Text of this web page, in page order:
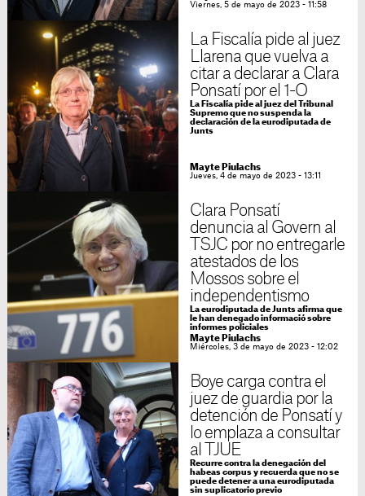
Viernes, 5 de mayo de 2023 - 11:58
La Fiscalía pide al juez
Llarena que vuelva a
citar a declarar a Clara
Ponsatí por el 1-O
La Fiscalía pide al juez del Tribunal
Supremo que no suspenda la
declaración de la eurodiputada de
Junts
Mayte Piulachs
Jueves, 4 de mayo de 2023 - 13:11
Clara Ponsatí
denuncia al Govern al
TSJC por no entregarle
atestados de los
Mossos sobre el
independentismo
La eurodiputada de Junts afirma que
le han denegado informació sobre
informes policiales
Mayte Piulachs
Miércoles, 3 de mayo de 2023 - 12:02
Boye carga contra el
juez de guardia por la
detención de Ponsatí y
lo emplaza a consultar
al TJUE
Recurre contra la denegación del
habeas corpus y recuerda que no se
puede detener a una eurodiputada
sin suplicatorio previo